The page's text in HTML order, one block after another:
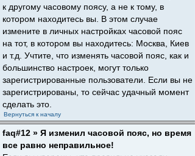
к другому часовому поясу, а не к тому, в
котором находитесь вы. В этом случае
измените в личных настройках часовой пояс
на тот, в котором вы находитесь: Москва, Киев
и т.д. Учтите, что изменять часовой пояс, как и
большинство настроек, могут только
зарегистрированные пользователи. Если вы не
зарегистрированы, то сейчас удачный момент
сделать это.
Вернуться к началу
faq#12 » Я изменил часовой пояс, но время
все равно неправильное!